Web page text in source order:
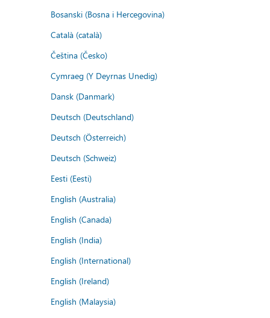
Bosanski (Bosna i Hercegovina)
Català (català)
Čeština (Česko)
Cymraeg (Y Deyrnas Unedig)
Dansk (Danmark)
Deutsch (Deutschland)
Deutsch (Österreich)
Deutsch (Schweiz)
Eesti (Eesti)
English (Australia)
English (Canada)
English (India)
English (International)
English (Ireland)
English (Malaysia)